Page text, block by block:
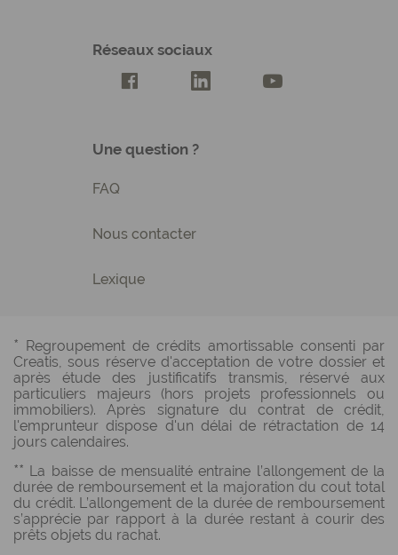
Réseaux sociaux
Compte Facebook Creatis
Compte LinkedIn Creatis
Compte Youtube
Une question ?
FAQ
Nous contacter
Lexique
* Regroupement de crédits amortissable consenti par
Creatis, sous réserve d'acceptation de votre dossier et
après étude des justificatifs transmis, réservé aux
particuliers majeurs (hors projets professionnels ou
immobiliers). Après signature du contrat de crédit,
l'emprunteur dispose d'un délai de rétractation de 14
jours calendaires.
** La baisse de mensualité entraine l’allongement de la
durée de remboursement et la majoration du cout total
du crédit. L’allongement de la durée de remboursement
s’apprécie par rapport à la durée restant à courir des
prêts objets du rachat.